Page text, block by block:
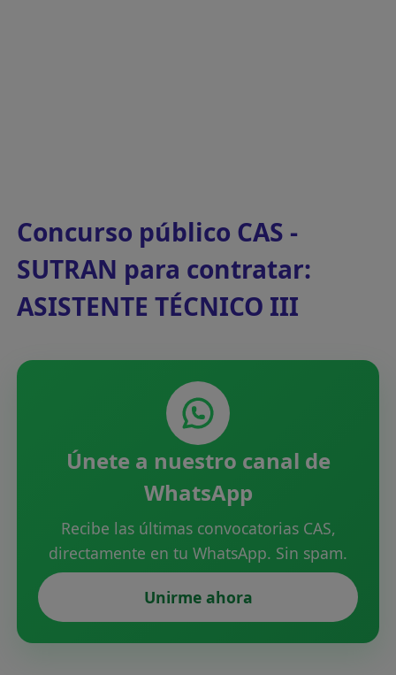
Concurso público CAS -
SUTRAN para contratar:
ASISTENTE TÉCNICO III
Únete a nuestro canal de
WhatsApp
Recibe las últimas convocatorias CAS,
directamente en tu WhatsApp. Sin spam.
Unirme ahora